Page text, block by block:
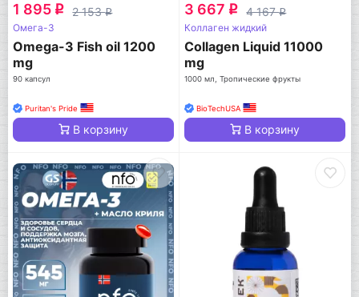
1 895 q 2 153q
Омега-3
Omega-3 Fish oil 1200
mg
90 капсул
Puritan's Pride
В корзину
3 667 q 4 167q
Коллаген жидкий
Collagen Liquid 11000
mg
1000 мл, Тропические фрукты
BioTechUSA
В корзину